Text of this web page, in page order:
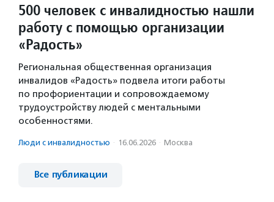
500 человек с инвалидностью нашли
работу с помощью организации
«Радость»
Региональная общественная организация
инвалидов «Радость» подвела итоги работы
по профориентации и сопровождаемому
трудоустройству людей с ментальными
особенностями.
Люди с инвалидностью · 16.06.2026 · Москва
Все публикации